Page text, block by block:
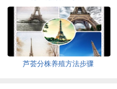
芦荟分株养殖方法步骤